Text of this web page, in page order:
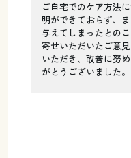
ご自宅でのケア方法
明ができておらず、
与えてしまったとの
寄せいただいたご意
いただき、改善に努
がとうございました。